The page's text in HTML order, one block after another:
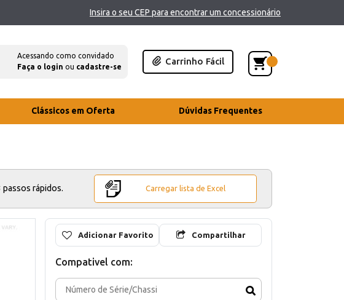
Insira o seu CEP para encontrar um concessionário
Acessando como convidado
Faça o login ou cadastre-se
Carrinho Fácil
Clássicos em Oferta Dúvidas Frequentes
passos rápidos. Carregar lista de Excel
Adicionar Favorito Compartilhar
Compativel com: